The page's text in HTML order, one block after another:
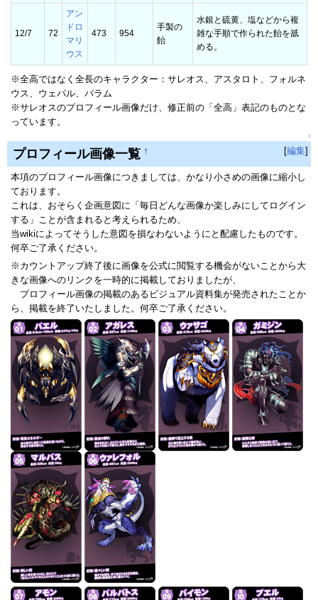
12/7 72
アン
ドロ
マリ
ウス
473 954
手製の
飴
水銀と硫黄、塩などから複
雑な手順で作られた飴を舐
める。
※全高ではなく全長のキャラクター：サレオス、アスタロト、フォルネ
ウス、ウェパル、バラム
※サレオスのプロフィール画像だけ、修正前の「全高」表記のものとな
っています。
↑
プロフィール画像一覧 † [編集]
本項のプロフィール画像につきましては、かなり小さめの画像に縮小し
ております。
これは、おそらく企画意図に「毎日どんな画像か楽しみにしてログイン
する」ことが含まれると考えられるため、
当wikiによってそうした意図を損なわないようにと配慮したものです。
何卒ご了承ください。
※カウントアップ終了後に画像を公式に閲覧する機会がないことから大
きな画像へのリンクを一時的に掲載しておりましたが、
プロフィール画像の掲載のあるビジュアル資料集が発売されたことか
ら、掲載を終了いたしました。何卒ご了承ください。